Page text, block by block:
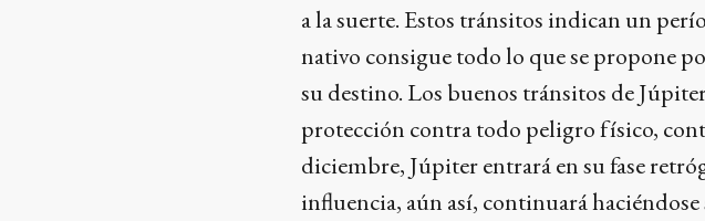
a la suerte. Estos tránsitos indican un
nativo consigue todo lo que se propone
su destino. Los buenos tránsitos de
protección contra todo peligro físico,
diciembre, Júpiter entrará en su fase
influencia, aún así, continuará